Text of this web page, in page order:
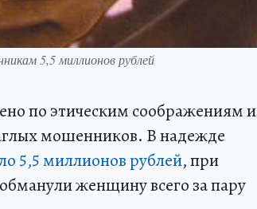
5,5 миллионов рублей
по этическим соображениям и
мошенников. В надежде
5,5 миллионов рублей, при
женщину всего за пару